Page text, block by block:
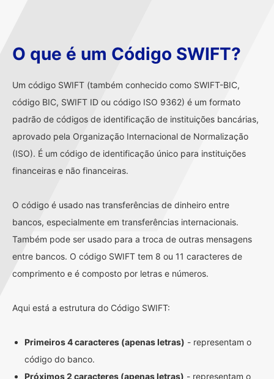
O que é um Código SWIFT?
Um código SWIFT (também conhecido como SWIFT-BIC,
código BIC, SWIFT ID ou código ISO 9362) é um formato
padrão de códigos de identificação de instituições bancárias,
aprovado pela Organização Internacional de Normalização
(ISO). É um código de identificação único para instituições
financeiras e não financeiras.
O código é usado nas transferências de dinheiro entre
bancos, especialmente em transferências internacionais.
Também pode ser usado para a troca de outras mensagens
entre bancos. O código SWIFT tem 8 ou 11 caracteres de
comprimento e é composto por letras e números.
Aqui está a estrutura do Código SWIFT:
Primeiros 4 caracteres (apenas letras) - representam o
código do banco.
Próximos 2 caracteres (apenas letras) - representam o